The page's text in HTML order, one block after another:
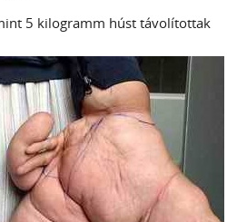
5 kilogramm húst távolítottak